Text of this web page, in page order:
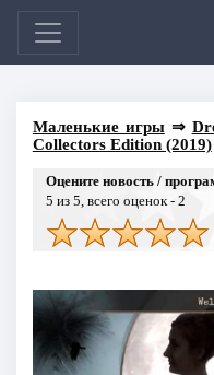
Маленькие игры⇒
Collectors Edition (2019)
Оцените новость /
5 из 5, всего оценок - 2